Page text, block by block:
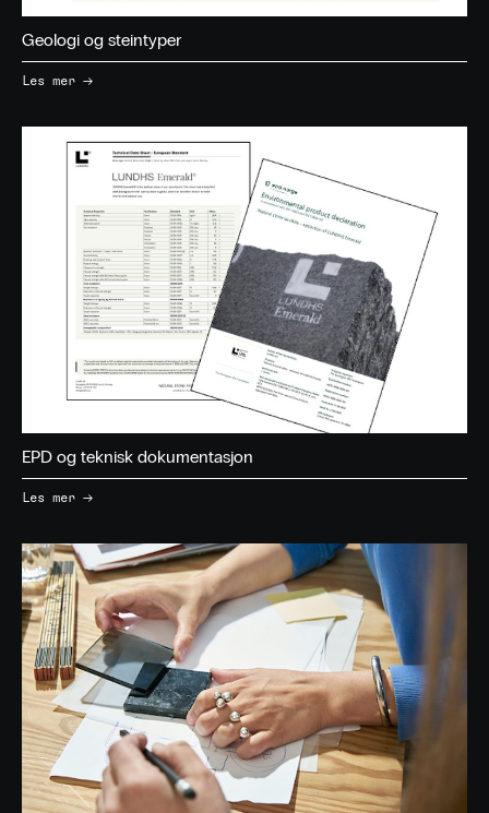
Geologi og steintyper
Les mer →
EPD og teknisk dokumentasjon
Les mer →